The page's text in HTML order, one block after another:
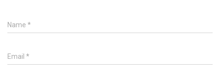
Name *
Email *